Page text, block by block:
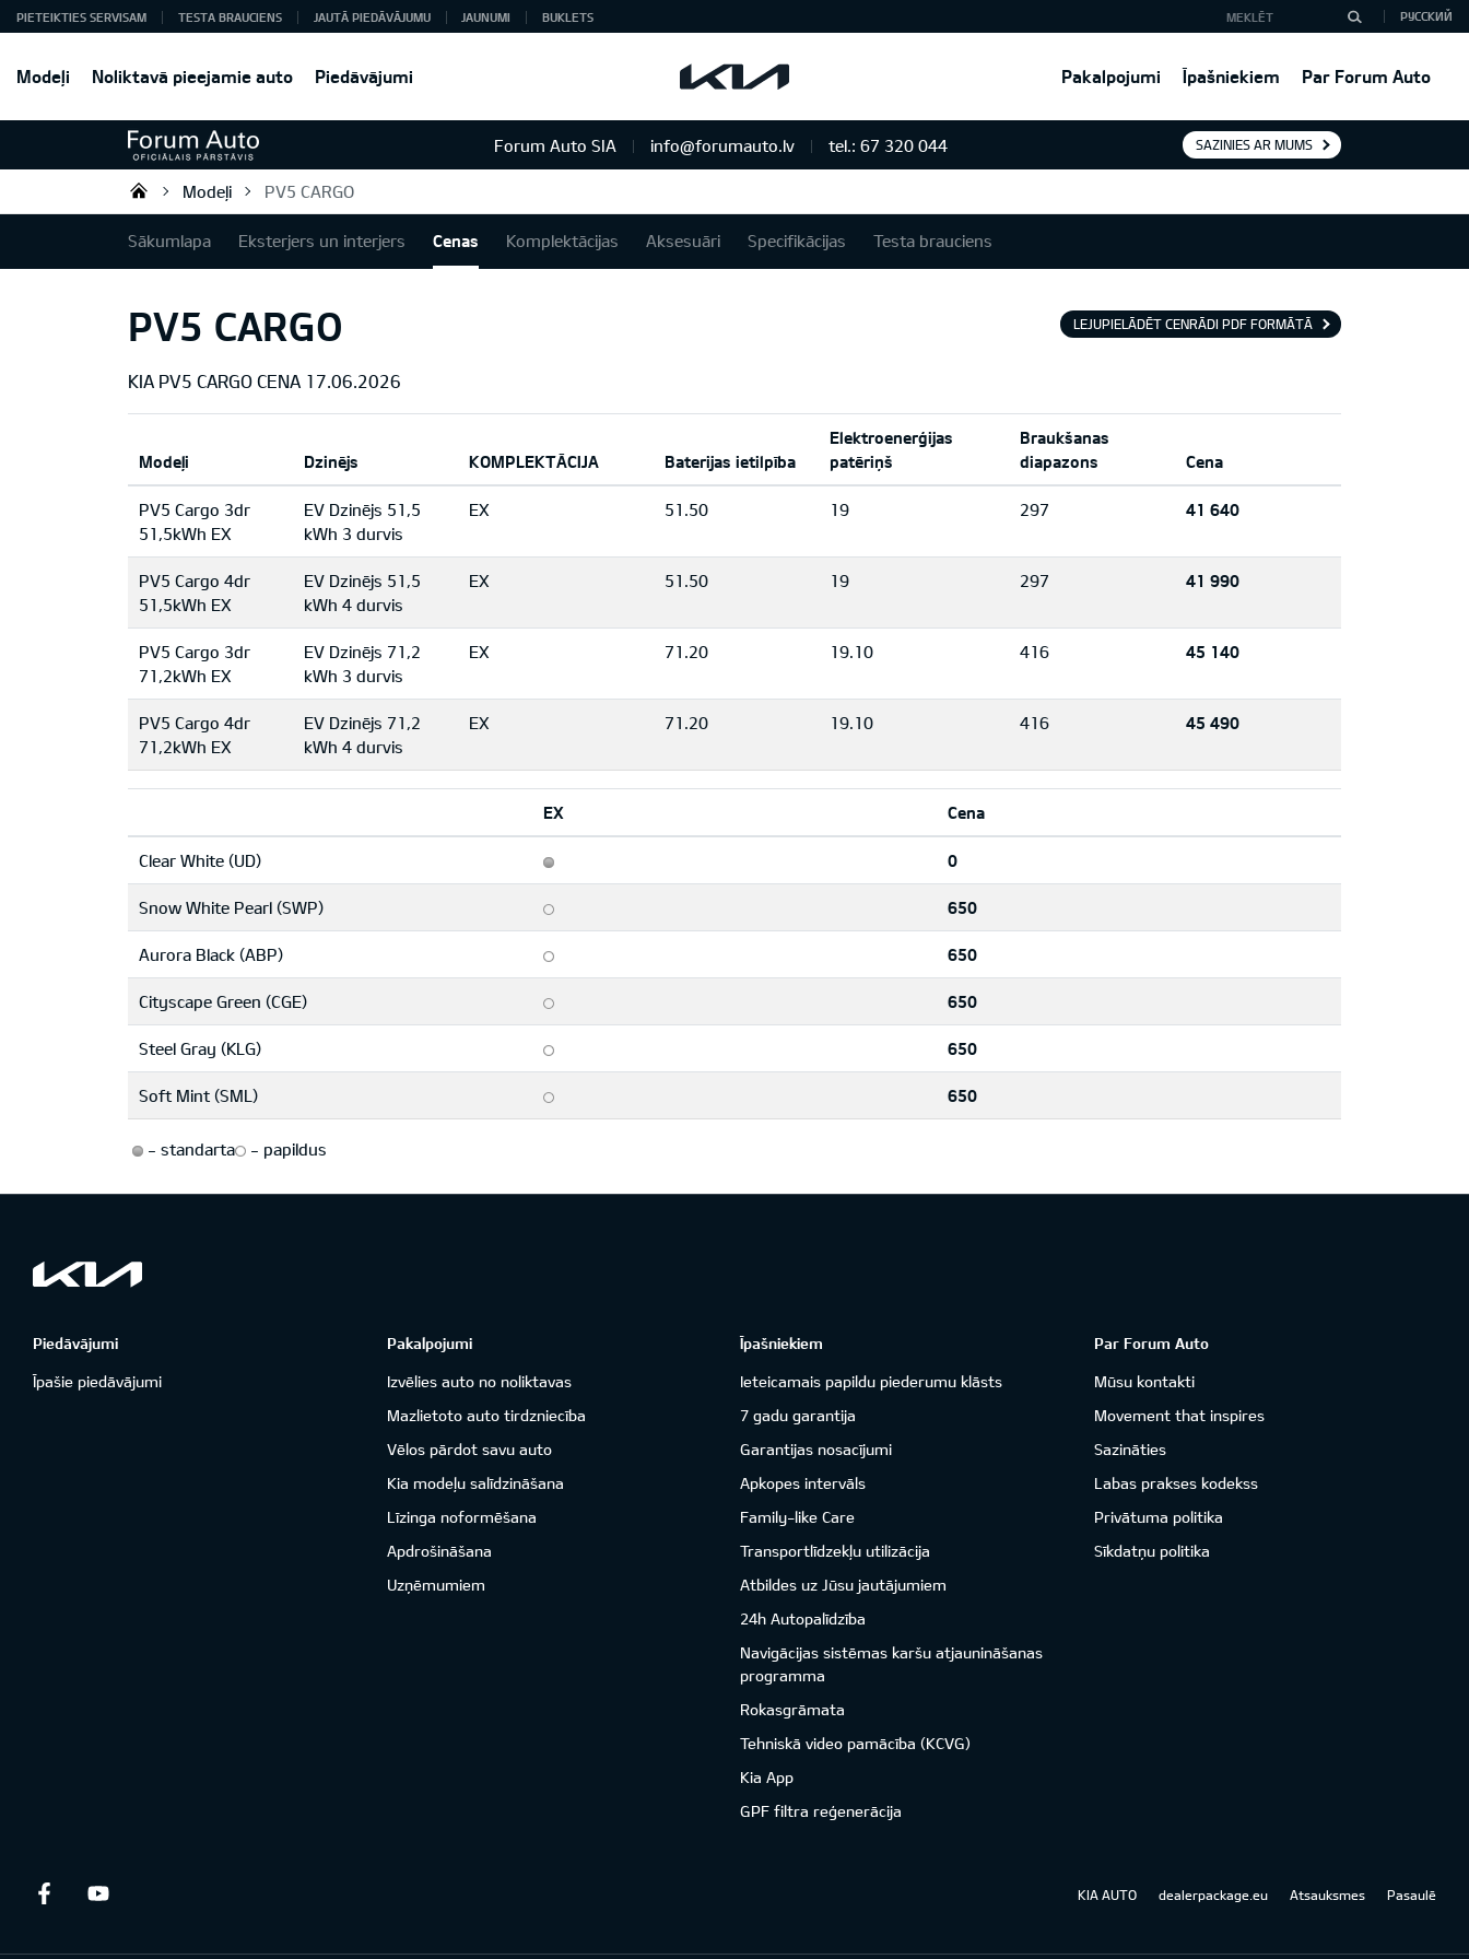
Modeļi Noliktavā pieejamie auto Piedāvājumi Pakalpojumi Īpašniekiem Par Forum Auto
PIETEIKTIES SERVISAM TESTA BRAUCIENS JAUTĀ PIEDĀVĀJUMU JAUNUMI BUKLETS РУССКИЙ
Forum Auto SIA info@forumauto.lv tel.: 67 320 044 SAZINIES AR MUMS
Forum Auto SIA
Modeļi PV5 CARGO
Sākumlapa Eksterjers un interjers Cenas Komplektācijas Aksesuāri Specifikācijas Testa brauciens
LEJUPIELĀDĒT CENRĀDI PDF FORMĀTĀ
PV5 CARGO
KIA PV5 CARGO CENA 17.06.2026
Modeļi Dzinējs KOMPLEKTĀCIJA Baterijas ietilpība
Elektroenerģijas
patēriņš
Braukšanas
diapazons
Cena
PV5 Cargo 3dr
51,5kWh EX
EV Dzinējs 51,5
kWh 3 durvis
EX 51.50 19 297 41 640
PV5 Cargo 4dr
51,5kWh EX
EV Dzinējs 51,5
kWh 4 durvis
EX 51.50 19 297 41 990
PV5 Cargo 3dr
71,2kWh EX
EV Dzinējs 71,2
kWh 3 durvis
EX 71.20 19.10 416 45 140
PV5 Cargo 4dr
71,2kWh EX
EV Dzinējs 71,2
kWh 4 durvis
EX 71.20 19.10 416 45 490
EX Cena
Clear White (UD) 0
Snow White Pearl (SWP) 650
Aurora Black (ABP) 650
Cityscape Green (CGE) 650
Steel Gray (KLG) 650
Soft Mint (SML) 650
- standarta - papildus
Piedāvājumi
Īpašie piedāvājumi
Pakalpojumi
Izvēlies auto no noliktavas
Mazlietoto auto tirdzniecība
Vēlos pārdot savu auto
Kia modeļu salīdzināšana
Līzinga noformēšana
Apdrošināšana
Uzņēmumiem
Īpašniekiem
Ieteicamais papildu piederumu klāsts
7 gadu garantija
Garantijas nosacījumi
Apkopes intervāls
Family-like Care
Transportlīdzekļu utilizācija
Atbildes uz Jūsu jautājumiem
24h Autopalīdzība
Navigācijas sistēmas karšu atjaunināšanas
programma
Rokasgrāmata
Tehniskā video pamācība (KCVG)
Kia App
GPF filtra reģenerācija
Par Forum Auto
Mūsu kontakti
Movement that inspires
Sazināties
Labas prakses kodekss
Privātuma politika
Sīkdatņu politika
Facebook KIA AUTO dealerpackage.eu Atsauksmes Pasaulē